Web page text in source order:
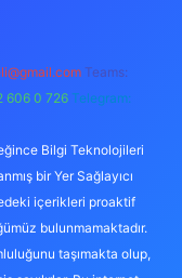
Teams:
606 0 726 Telegram:
Bilgi Teknolojileri
bir Yer Sağlayıcı
içerikleri proaktif
bulunmamaktadır.
taşımakta olup,